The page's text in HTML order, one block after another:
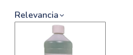
Relevancia